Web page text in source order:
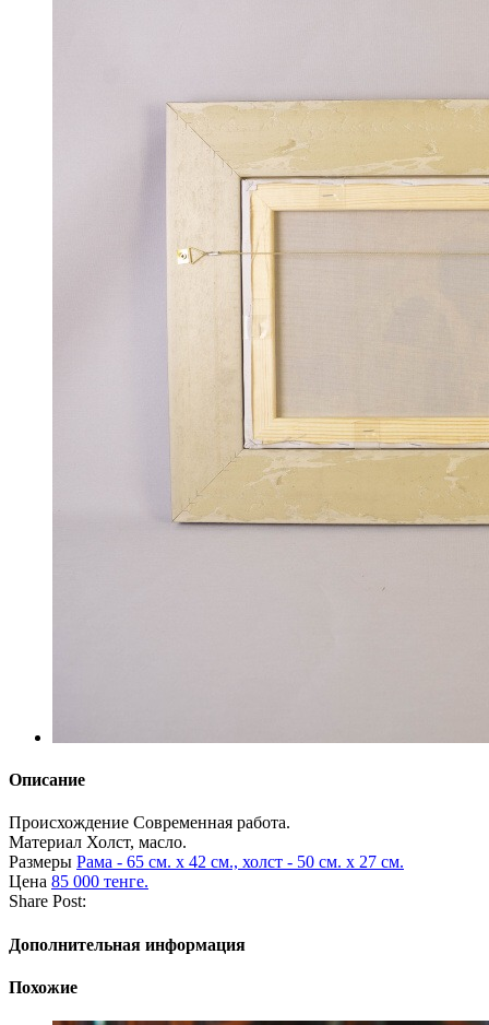
Описание
Происхождение Современная работа.
Материал Холст, масло.
Размеры Рама - 65 см. х 42 см., холст - 50 см. х 27 см.
Цена 85 000 тенге.
Share Post:
Дополнительная информация
Похожие